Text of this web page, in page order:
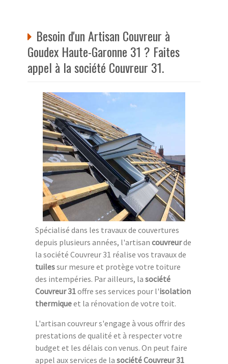
Besoin d'un Artisan Couvreur à
Goudex Haute-Garonne 31 ? Faites
appel à la société Couvreur 31.
Spécialisé dans les travaux de couvertures
depuis plusieurs années, l'artisan couvreurde
la société Couvreur 31 réalise vos travaux de
tuilessur mesure et protège votre toiture
des intempéries. Par ailleurs, la société
Couvreur 31offre ses services pour l'isolation
thermiqueet la rénovation de votre toit.
L'artisan couvreur s'engage à vous offrir des
prestations de qualité et à respecter votre
budget et les délais con venus. On peut faire
appel aux services de la société Couvreur 31